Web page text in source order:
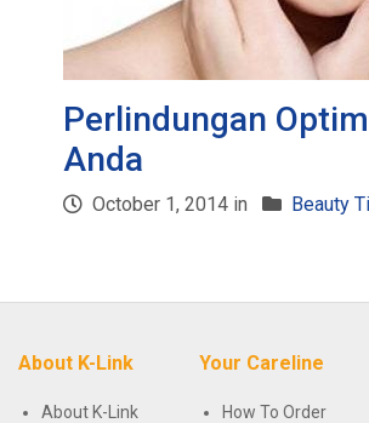
Perlindungan
Anda
October 1, 2014 in Beauty
About K-Link
About K-Link
Your Careline
How To Order